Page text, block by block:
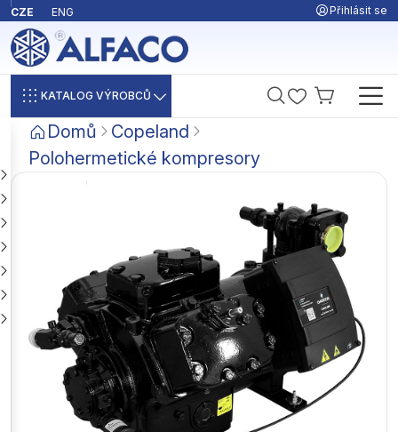
CZE ENG Přihlásit se
KATALOG VÝROBCŮ
Domů
Copeland
Polohermetické kompresory